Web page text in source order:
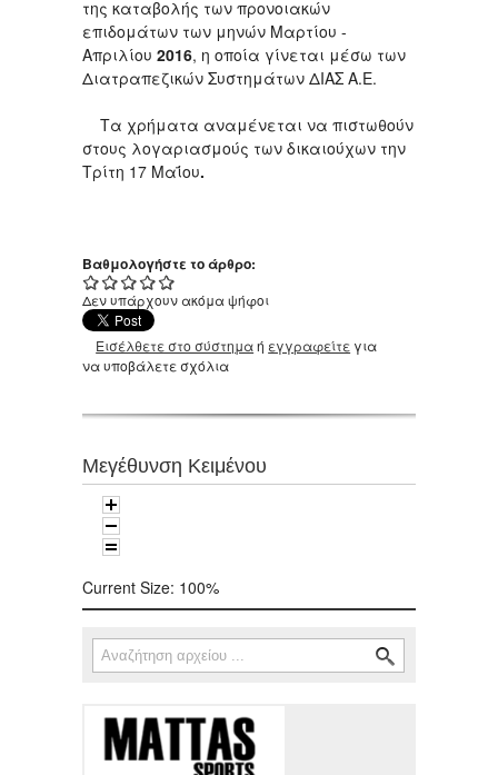
της καταβολής των προνοιακών
επιδομάτων των μηνών Μαρτίου -
Απριλίου 2016, η οποία γίνεται μέσω των
Διατραπεζικών Συστημάτων ΔΙΑΣ Α.Ε.
Tα χρήματα αναμένεται να πιστωθούν
στους λογαριασμούς των δικαιούχων την
Τρίτη 17 Μαΐου.
Βαθμολογήστε το άρθρο:
Δεν υπάρχουν ακόμα ψήφοι
Εισέλθετε στο σύστημαή εγγραφείτε για
να υποβάλετε σχόλια
Μεγέθυνση Κειμένου
Current Size: 100%
Φόρμα αναζήτησης
Αναζήτηση